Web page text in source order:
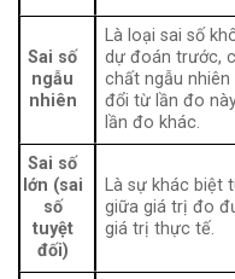
Sai số
ngẫu
nhiên
Là loại sai số
dự đoán trước,
chất ngẫu nhiên
đổi từ lần đo
lần đo khác.
Sai số
lớn (sai
số
tuyệt
đối)
Là sự khác biệt
giữa giá trị đo
giá trị thực tế.